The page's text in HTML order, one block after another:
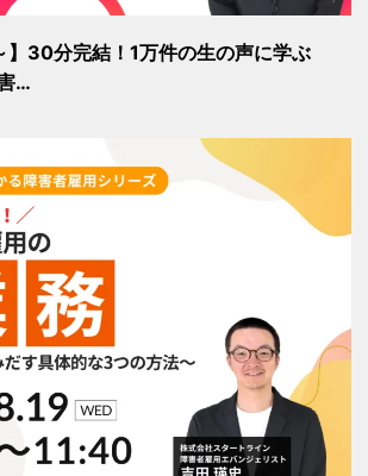
】30分完結！1万件の生の声に学ぶ
…